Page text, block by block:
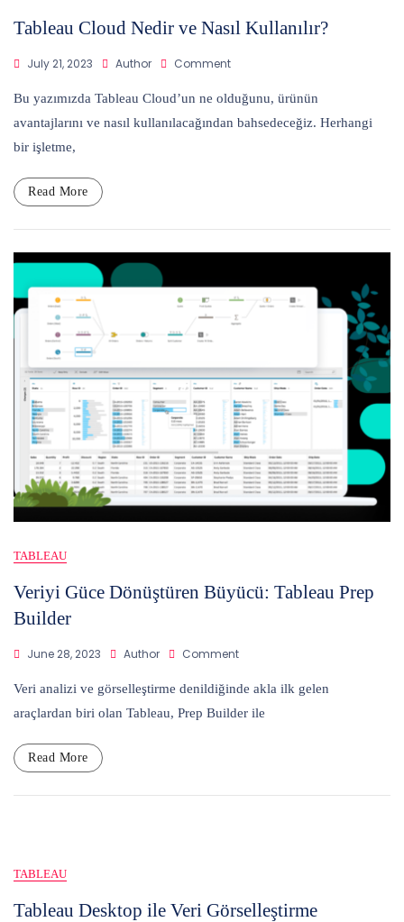
Tableau Cloud Nedir ve Nasıl Kullanılır?
July 21, 2023 Author CommentOn
Cloud
Ve
Bu yazımızda Tableau Cloud’un ne olduğunu, ürünün
avantajlarını ve nasıl kullanılacağından bahsedeceğiz. Herhangi
bir işletme,
Read More
TABLEAU
Veriyi Güce Dönüştüren Büyücü: Tableau Prep
Builder
June 28, 2023 Author CommentOn
Güce
Büyücü:
Veri analizi ve görselleştirme denildiğinde akla ilk gelen
araçlardan biri olan Tableau, Prep Builder ile
Read More
TABLEAU
Tableau Desktop ile Veri Görselleştirme